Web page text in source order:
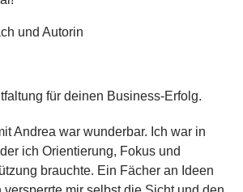
und Autorin
Andrea war wunderbar. Ich war in
ich Orientierung, Fokus und
brauchte. Ein Fächer an Ideen